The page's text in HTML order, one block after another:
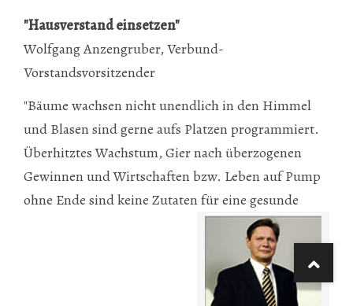
"Hausverstand einsetzen"
Wolfgang Anzengruber, Verbund-
Vorstandsvorsitzender
"Bäume wachsen nicht unendlich in den Himmel
und Blasen sind gerne aufs Platzen programmiert.
Überhitztes Wachstum, Gier nach überzogenen
Gewinnen und Wirtschaften bzw. Leben auf Pump
ohne Ende sind keine Zutaten für eine gesunde